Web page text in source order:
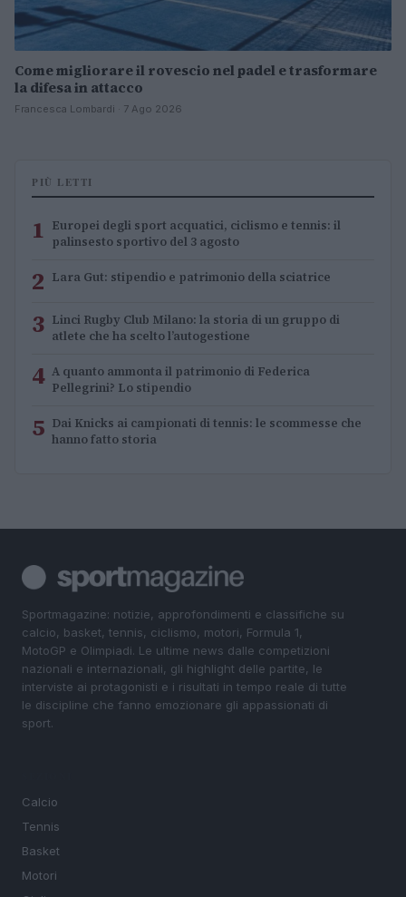
Come migliorare il rovescio nel padel e trasformare
la difesa in attacco
Francesca Lombardi · 7 Ago 2026
PIÙ LETTI
1 Europei degli sport acquatici, ciclismo e tennis: il
palinsesto sportivo del 3 agosto
2 Lara Gut: stipendio e patrimonio della sciatrice
3 Linci Rugby Club Milano: la storia di un gruppo di
atlete che ha scelto l’autogestione
4 A quanto ammonta il patrimonio di Federica
Pellegrini? Lo stipendio
5 Dai Knicks ai campionati di tennis: le scommesse che
hanno fatto storia
Sportmagazine: notizie, approfondimenti e classifiche su
calcio, basket, tennis, ciclismo, motori, Formula 1,
MotoGP e Olimpiadi. Le ultime news dalle competizioni
nazionali e internazionali, gli highlight delle partite, le
interviste ai protagonisti e i risultati in tempo reale di tutte
le discipline che fanno emozionare gli appassionati di
sport.
Calcio
Tennis
Basket
Motori